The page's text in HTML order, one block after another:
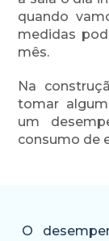
quando
medidas
mês.
Na
tomar
um
consumo de
O